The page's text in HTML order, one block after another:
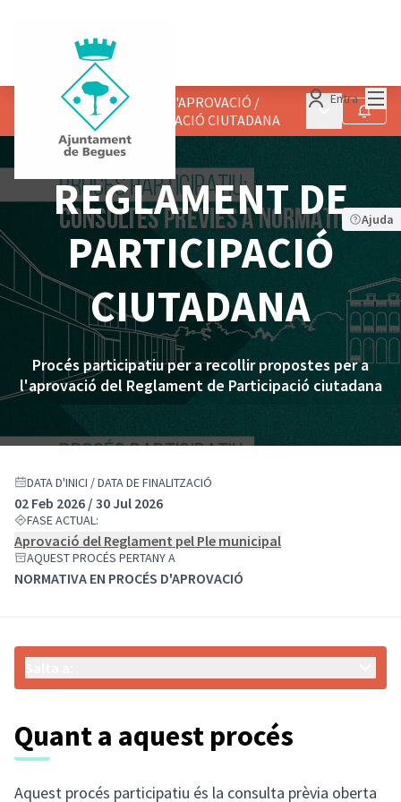
Entra
NORMATIVA EN PROCÉS D'APROVACIÓ /
REGLAMENT DE PARTICIPACIÓ CIUTADANA
Menú Seguir
Ajuda
REGLAMENT DE
PARTICIPACIÓ
CIUTADANA
Procés participatiu per a recollir propostes per a
l'aprovació del Reglament de Participació ciutadana
DATA D'INICI / DATA DE FINALITZACIÓ
02 Feb 2026 / 30 Jul 2026
FASE ACTUAL:
Aprovació del Reglament pel Ple municipal
AQUEST PROCÉS PERTANY A
NORMATIVA EN PROCÉS D'APROVACIÓ
Quant a aquest procés
Aquest procés participatiu és la consulta prèvia oberta